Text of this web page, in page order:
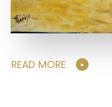
READ MORE